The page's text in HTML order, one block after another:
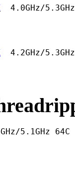
4.0GHz/
4.2GHz/
5.1GHz 64C